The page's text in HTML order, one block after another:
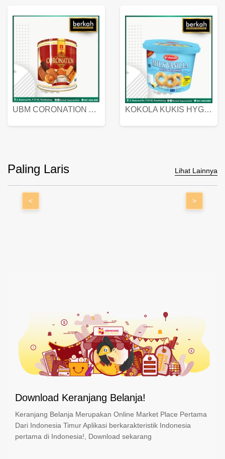
UBM CORONATION ASSORTED BISKUIT KALENG 450 GRAM KOKOLA KUKIS HYGIENIC MILK VANILLA PACK 320 GR
Paling Laris Lihat Lainnya
< >
Download Keranjang Belanja!
Keranjang Belanja Merupakan Online Market Place Pertama
Dari Indonesia Timur Aplikasi berkarakteristik Indonesia
pertama di Indonesia!, Download sekarang